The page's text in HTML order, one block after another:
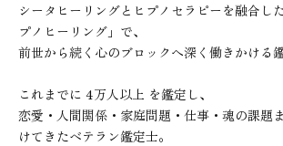
シータヒーリングとヒプノセラピーを融合し
プノヒーリング」で、
前世から続く心のブロックへ深く働きかける
これまでに 4万人以上 を鑑定し、
恋愛・人間関係・家庭問題・仕事・魂の課題
けてきたベテラン鑑定士。